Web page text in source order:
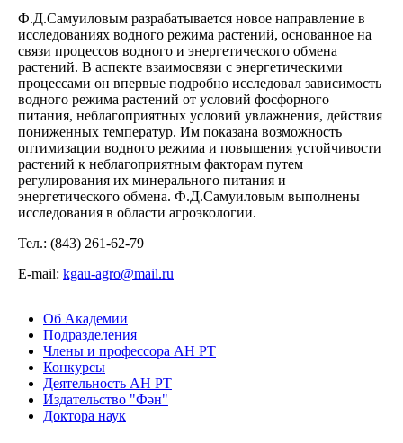
Ф.Д.Самуиловым разрабатывается новое направление в
исследованиях водного режима растений, основанное на
связи процессов водного и энергетического обмена
растений. В аспекте взаимосвязи с энергетическими
процессами он впервые подробно исследовал зависимость
водного режима растений от условий фосфорного
питания, неблагоприятных условий увлажнения, действия
пониженных температур. Им показана возможность
оптимизации водного режима и повышения устойчивости
растений к неблагоприятным факторам путем
регулирования их минерального питания и
энергетического обмена. Ф.Д.Самуиловым выполнены
исследования в области агроэкологии.
Тел.: (843) 261-62-79
Е-mail: kgau-agro@mail.ru
Об Академии
Подразделения
Члены и профессора АН РТ
Конкурсы
Деятельность АН РТ
Издательство "Фән"
Доктора наук